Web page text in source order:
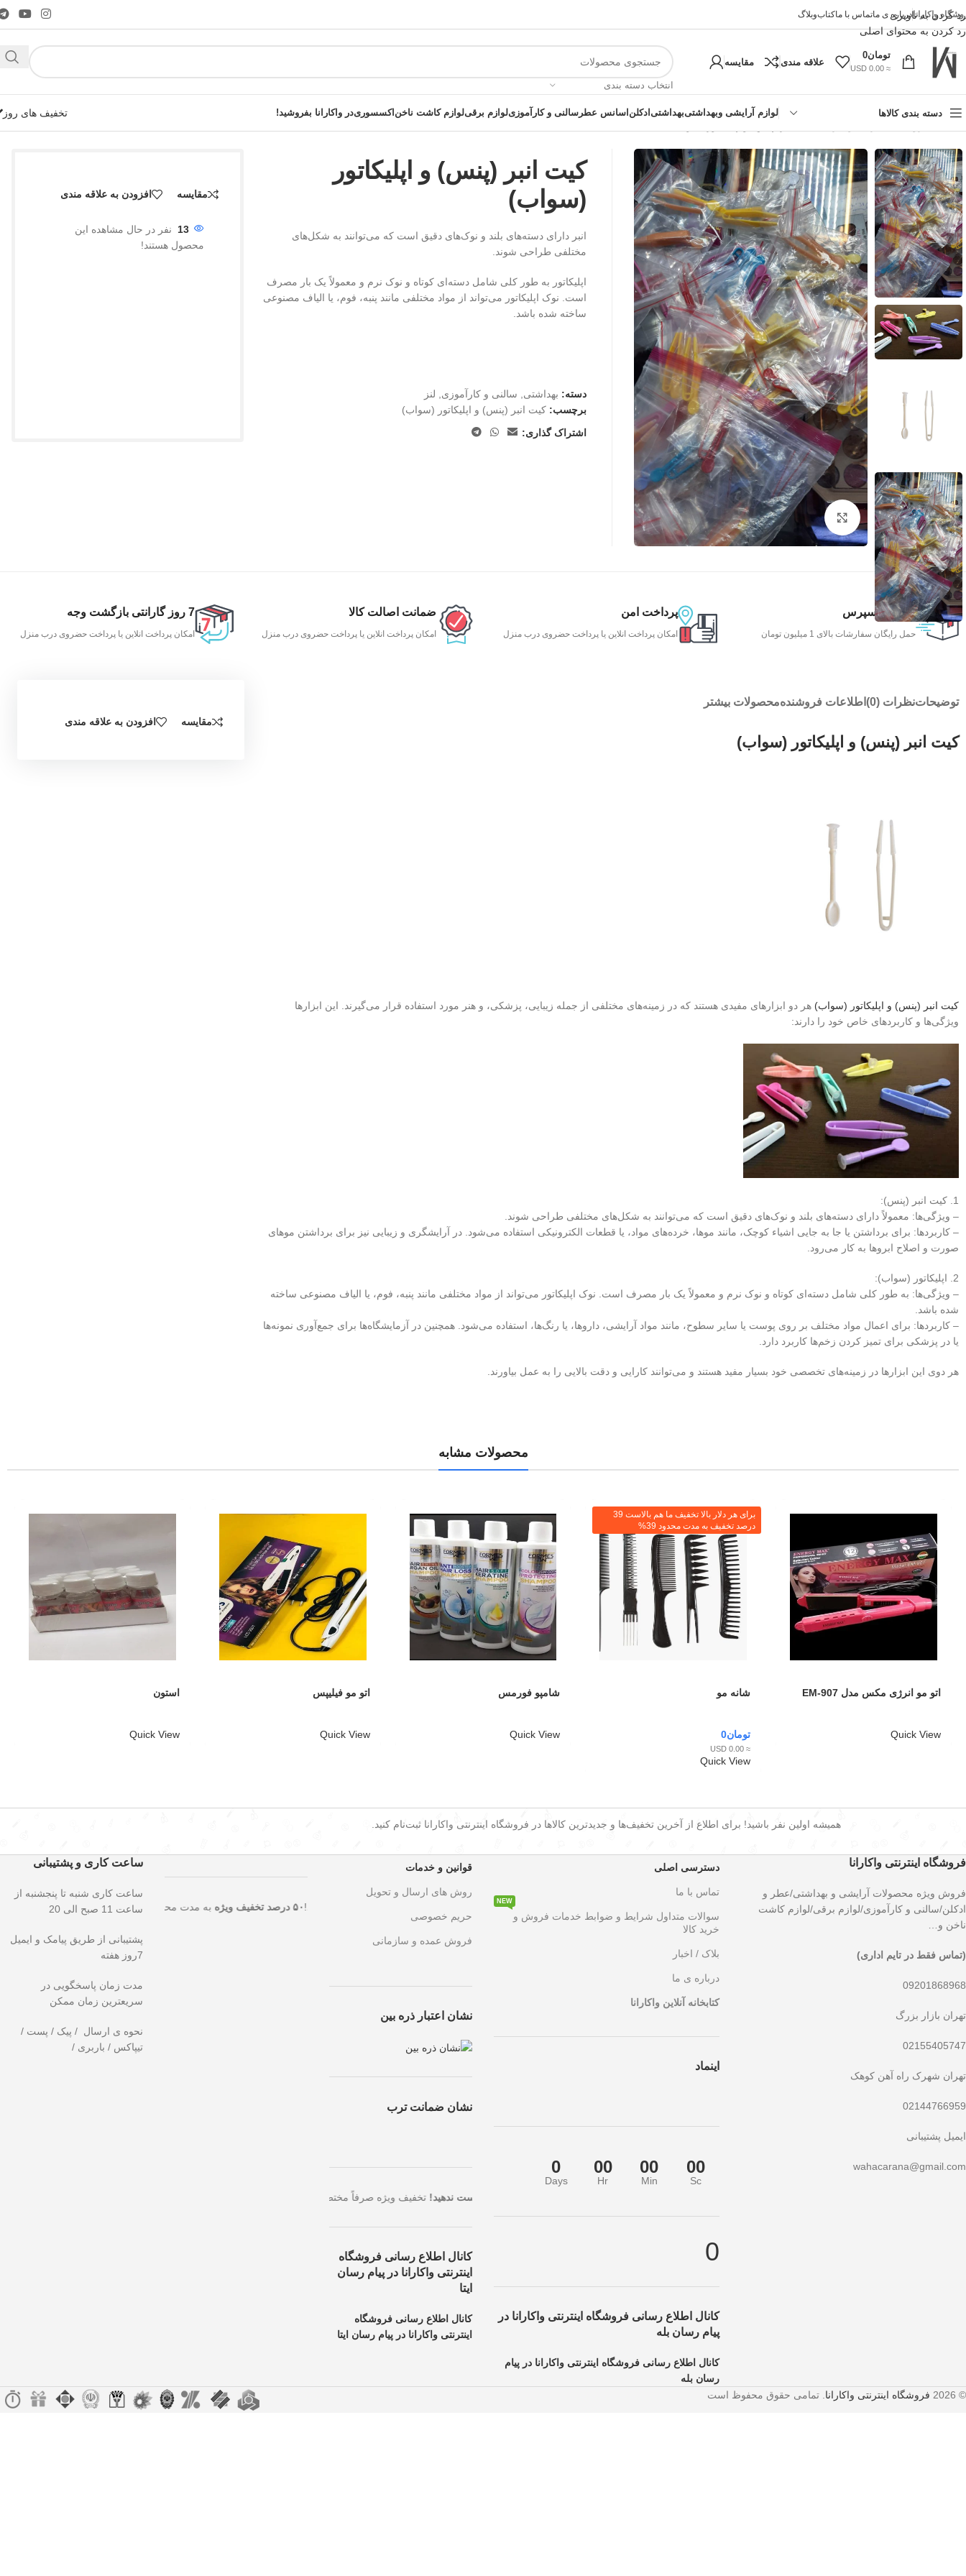
رد کردن به ناوبری
رد کردن به محتوای اصلی
!تجربه یک خرید عالی فرصت را از دست ندهید همین امروز از تخفیفات ویژه بهرمند شوید!
واکارانادرباره ی ماتماس با ماکتابوبلاگ
تومان0
≈ 0.00 USD
علاقه مندی مقایسه
انتخاب دسته بندی
دسته بندی کالاها لوازم آرایشی وبهداشتیبهداشتی ادکلن اسانس عطر سالنی و کارآموزیلوازم برقیلوازم کاشت ناخن اکسسوریدر واکارانا بفروشید!
تخفیف های روز
بزرگنمایی تصویر
کیت انبر (پنس) و اپلیکاتور
(سواب)
انبر دارای دسته‌های بلند و نوک‌های دقیق است که می‌توانند به شکل‌های
مختلفی طراحی شوند.
اپلیکاتور به طور کلی شامل دسته‌ای کوتاه و نوک نرم و معمولاً یک بار مصرف
است. نوک اپلیکاتور می‌تواند از مواد مختلفی مانند پنبه، فوم، یا الیاف مصنوعی
ساخته شده باشد.
دسته: بهداشتی سالنی و کارآموزی
لنز
برچسب: کیت انبر (پنس) و اپلیکاتور (سواب)
اشتراک گذاری:
مقایسه افزودن به علاقه مندی
13
نفر در حال مشاهده این
محصول هستند!
تحویل اکسپرس
حمل رایگان سفارشات بالای 1 میلیون تومان
پرداخت امن
امکان پرداخت انلاین یا پرداخت حضروی درب منزل
ضمانت اصالت کالا
امکان پرداخت انلاین یا پرداخت حضروی درب منزل
7 روز گارانتی بازگشت وجه
امکان پرداخت انلاین یا پرداخت حضروی درب منزل
توضیحاتنظرات (0) اطلاعات فروشندهمحصولات بیشتر
کیت انبر (پنس) و اپلیکاتور (سواب)
کیت انبر (پنس) و اپلیکاتور (سواب) هر دو ابزارهای مفیدی هستند که در زمینه‌های مختلفی از جمله زیبایی، پزشکی، و هنر مورد استفاده قرار می‌گیرند. این ابزارها
ویژگی‌ها و کاربردهای خاص خود را دارند:
1. کیت انبر (پنس):
– ویژگی‌ها: معمولاً دارای دسته‌های بلند و نوک‌های دقیق است که می‌توانند به شکل‌های مختلفی طراحی شوند.
– کاربردها: برای برداشتن یا جا به جایی اشیاء کوچک، مانند موها، خرده‌های مواد، یا قطعات الکترونیکی استفاده می‌شود. در آرایشگری و زیبایی نیز برای برداشتن موهای
صورت و اصلاح ابروها به کار می‌رود.
2. اپلیکاتور (سواب):
– ویژگی‌ها: به طور کلی شامل دسته‌ای کوتاه و نوک نرم و معمولاً یک بار مصرف است. نوک اپلیکاتور می‌تواند از مواد مختلفی مانند پنبه، فوم، یا الیاف مصنوعی ساخته
شده باشد.
– کاربردها: برای اعمال مواد مختلف بر روی پوست یا سایر سطوح، مانند مواد آرایشی، داروها، یا رنگ‌ها، استفاده می‌شود. همچنین در آزمایشگاه‌ها برای جمع‌آوری نمونه‌ها
یا در پزشکی برای تمیز کردن زخم‌ها کاربرد دارد.
هر دوی این ابزارها در زمینه‌های تخصصی خود بسیار مفید هستند و می‌توانند کارایی و دقت بالایی را به عمل بیاورند.
مقایسه افزودن به علاقه مندی
محصولات مشابه
اتو مو انرژی مکس مدل EM-907
Quick View
برای هر دلار بالا تخفیف ما هم بالاست 39
درصد تخفیف به مدت محدود 39%
شانه مو
تومان0
≈ 0.00 USD
Quick View
شامپو فورمس
Quick View
اتو مو فیلیپس
Quick View
استون
Quick View
همیشه اولین نفر باشید! برای اطلاع از آخرین تخفیف‌ها و جدیدترین کالاها در فروشگاه اینترنتی واکارانا ثبت‌نام کنید.
فروشگاه اینترنتی واکارانا
فروش ویژه محصولات آرایشی و بهداشتی/عطر و
ادکلن/سالنی و کارآموزی/لوازم برقی/لوازم کاشت
ناخن و…
(تماس فقط در تایم اداری)
09201868968
تهران بازار بزرگ
02155405747
تهران شهرک راه آهن کوهک
02144766959
ایمیل پشتیبانی
wahacarana@gmail.com
دسترسی اصلی
تماس با ما
سوالات متداول شرایط و ضوابط خدمات فروش و
خرید کالا
NEW
بلاک / اخبار
درباره ی ما
کتابخانه آنلاین واکارانا
اینماد
0
Days
00
Hr
00
Min
00
Sc
0
کانال اطلاع رسانی فروشگاه اینترنتی واکارانا در
پیام رسان بله
کانال اطلاع رسانی فروشگاه اینترنتی واکارانا در پیام
رسان بله
قوانین و خدمات
روش های ارسال و تحویل
حریم خصوصی
فروش عمده و سازمانی
نشان اعتبار ذره بین
نشان ضمانت ترب
فرصت طلایی را از دست ندهید!تخفیف ویژه صرفاً مختص خریدهای امروز است. برای دریافت بهترین قیمت با بالاترین تخفیف، همین حالا سفارش خود را ثبت کنید.
کانال اطلاع رسانی فروشگاه
اینترنتی واکارانا در پیام رسان
ایتا
کانال اطلاع رسانی فروشگاه
اینترنتی واکارانا در پیام رسان ایتا
۵۰ درصد تخفیف ویژه به مدت محدود روی تمامی به مدت محدود روی تمامی محصولات. این فرصت استثنایی را از دست ندهید!
ساعت کاری و پشتیبانی
ساعت کاری شنبه تا پنجشنبه از
ساعت 11 صبح الی 20
پشتیبانی از طریق پیامک و ایمیل
7روز هفته
مدت زمان پاسخگویی در
سریعترین زمان ممکن
نحوه ی ارسال / پیک / پست /
تیپاکس / باربری /
© 2026 فروشگاه اینترنتی واکارانا. تمامی حقوق محفوظ است